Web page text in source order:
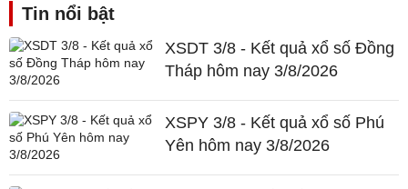
Tin nổi bật
XSDT 3/8 - Kết quả xổ số Đồng
Tháp hôm nay 3/8/2026
XSPY 3/8 - Kết quả xổ số Phú
Yên hôm nay 3/8/2026